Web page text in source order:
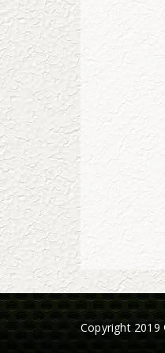
Copyright 2019